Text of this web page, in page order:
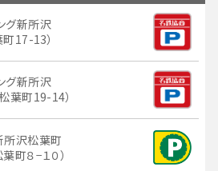
グ新所沢
17-13）
グ新所沢
葉町19-14）
所沢松葉町
町８−１０）